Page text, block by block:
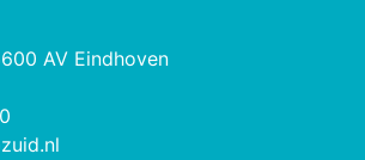
AV Eindhoven